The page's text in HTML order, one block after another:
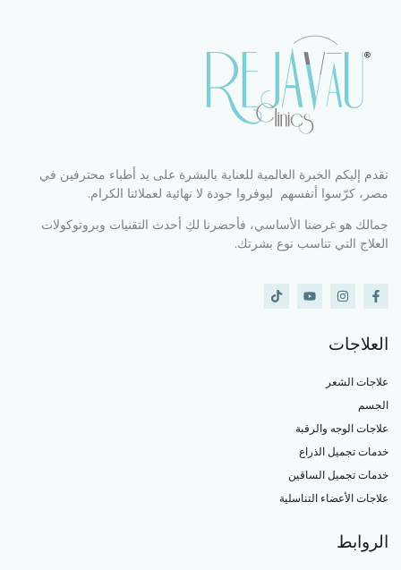
تقدم إليكم الخبرة العالمية للعناية بالبشرة على يد أطباء محترفين في
مصر، كرّسوا أنفسهم ليوفروا جودة لا نهائية لعملائنا الكرام.
جمالك هو غرضنا الأساسي، فأحضرنا لكِ أحدث التقنيات وبروتوكولات
العلاج التي تناسب نوع بشرتك.
العلاجات
علاجات الشعر
الجسم
علاجات الوجه والرقبة
خدمات تجميل الذراع
خدمات تجميل الساقين
علاجات الأعضاء التناسلية
الروابط